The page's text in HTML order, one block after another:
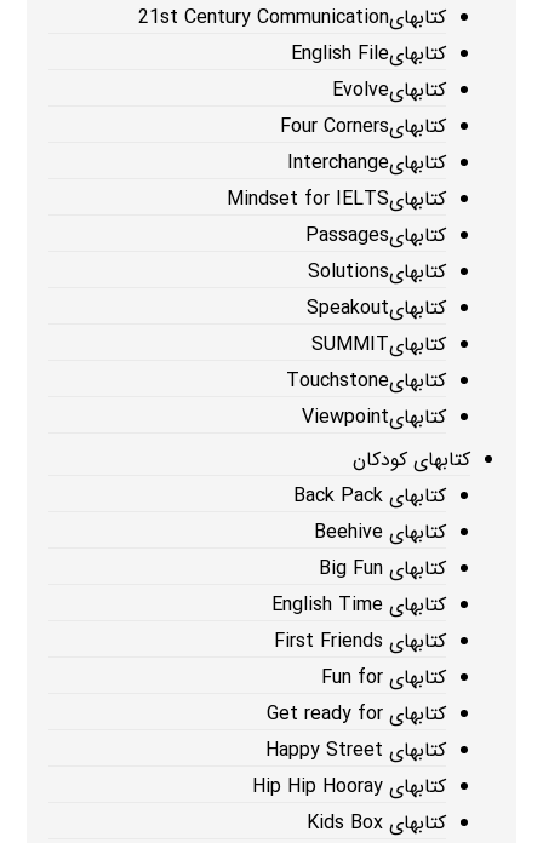
کتابهای21st Century Communication
کتابهایEnglish File
کتابهایEvolve
کتابهایFour Corners
کتابهایInterchange
کتابهایMindset for IELTS
کتابهایPassages
کتابهایSolutions
کتابهایSpeakout
کتابهایSUMMIT
کتابهایTouchstone
کتابهایViewpoint
کتابهای کودکان
کتابهای Back Pack
کتابهای Beehive
کتابهای Big Fun
کتابهای English Time
کتابهای First Friends
کتابهای Fun for
کتابهای Get ready for
کتابهای Happy Street
کتابهای Hip Hip Hooray
کتابهای Kids Box